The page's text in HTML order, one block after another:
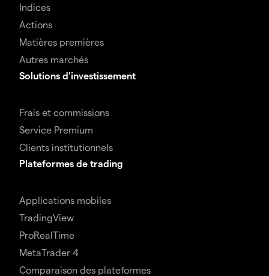
Indices
Actions
Matières premières
Autres marchés
Solutions d'investissement
Frais et commissions
Service Premium
Clients institutionnels
Plateformes de trading
Applications mobiles
TradingView
ProRealTime
MetaTrader 4
Comparaison des plateformes